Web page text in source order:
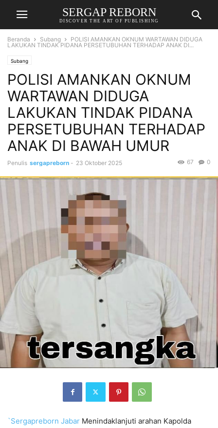
SERGAP REBORN
DISCOVER THE ART OF PUBLISHING
Beranda Subang
POLISI AMANKAN OKNUM WARTAWAN DIDUGA
LAKUKAN TINDAK PIDANA PERSETUBUHAN TERHADAP ANAK DI...
Subang
POLISI AMANKAN OKNUM
WARTAWAN DIDUGA
LAKUKAN TINDAK PIDANA
PERSETUBUHAN TERHADAP
ANAK DI BAWAH UMUR
Penulis sergapreborn - 23 Oktober 2025 0
67
`Sergapreborn Jabar Menindaklanjuti arahan Kapolda